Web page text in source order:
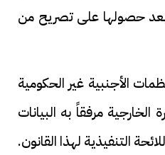
بعد حصولها على تصريح من
الأجنبية غير الحكومية
مرفقاً به البيانات
التنفيذية لهذا القانون.